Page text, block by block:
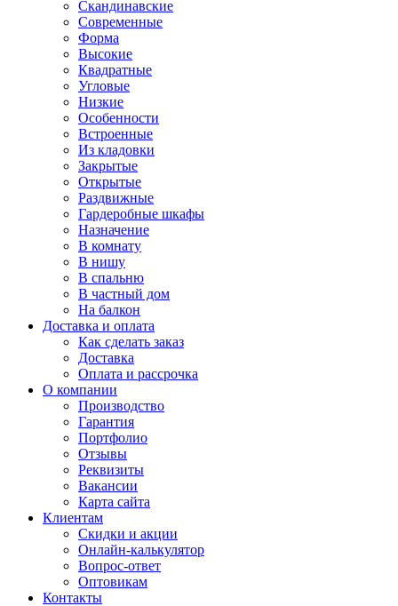
Скандинавские
Современные
Форма
Высокие
Квадратные
Угловые
Низкие
Особенности
Встроенные
Из кладовки
Закрытые
Открытые
Раздвижные
Гардеробные шкафы
Назначение
В комнату
В нишу
В спальню
В частный дом
На балкон
Доставка и оплата
Как сделать заказ
Доставка
Оплата и рассрочка
О компании
Производство
Гарантия
Портфолио
Отзывы
Реквизиты
Вакансии
Карта сайта
Клиентам
Скидки и акции
Онлайн-калькулятор
Вопрос-ответ
Оптовикам
Контакты